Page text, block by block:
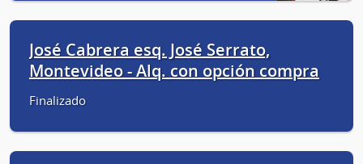
José Cabrera esq. José Serrato,
Montevideo - Alq. con opción compra
Finalizado